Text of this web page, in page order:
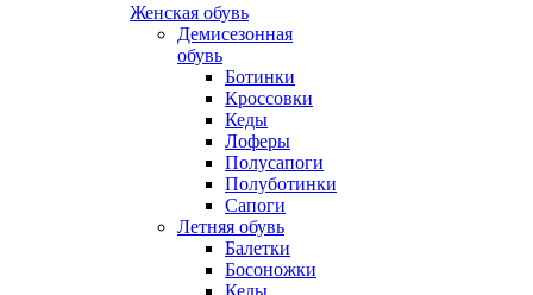
Женская обувь
Демисезонная
обувь
Ботинки
Кроссовки
Кеды
Лоферы
Полусапоги
Полуботинки
Сапоги
Летняя обувь
Балетки
Босоножки
Кеды